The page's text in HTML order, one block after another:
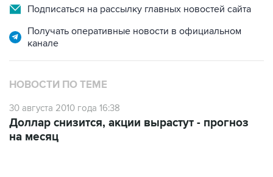
Подписаться на рассылку главных новостей сайта
Получать оперативные новости в официальном
канале
НОВОСТИ ПО ТЕМЕ
30 августа 2010 года 16:38
Доллар снизится, акции вырастут - прогноз
на месяц